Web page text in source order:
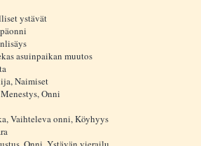
ystävät
asuinpaikan muutos
Naimiset
Onni
Vaihteleva onni, Köyhyys